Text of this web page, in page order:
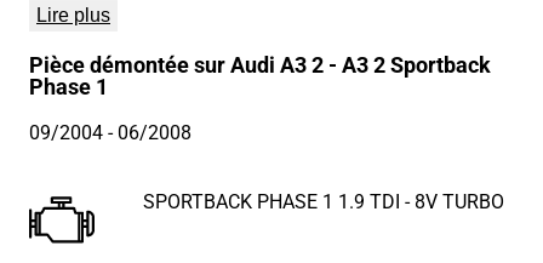
Lire plus
Pièce démontée sur Audi A3 2 - A3 2 Sportback
Phase 1
09/2004- 06/2008
SPORTBACK PHASE 1 1.9 TDI - 8V TURBO